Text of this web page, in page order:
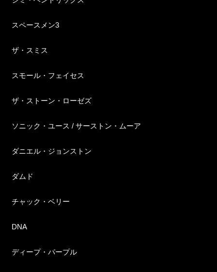
スペースメン3
ザ・スミス
スモール・フェイセス
ザ・ストーン・ローゼズ
ソニック・ユース / サーストン・ムーア
ダニエル・ジョンストン
ダムド
チャック・ベリー
DNA
ディープ・パープル